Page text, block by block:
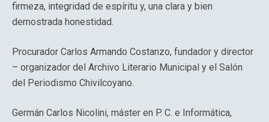
firmeza, integridad de espíritu y, una clara y bien
demostrada honestidad.
Procurador Carlos Armando Costanzo, fundador y director
– organizador del Archivo Literario Municipal y el Salón
del Periodismo Chivilcoyano.
Germán Carlos Nicolini, máster en P. C. e Informática,